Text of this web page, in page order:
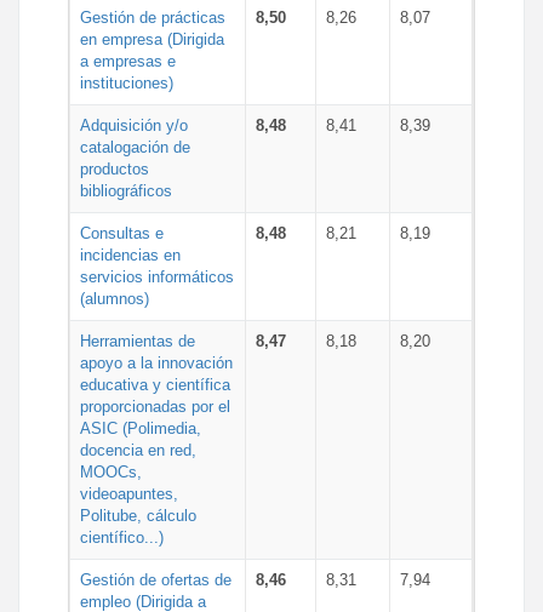
Gestión de prácticas
en empresa (Dirigida
a empresas e
instituciones)
8,50 8,26 8,07
Adquisición y/o
catalogación de
productos
bibliográficos
8,48 8,41 8,39
Consultas e
incidencias en
servicios informáticos
(alumnos)
8,48 8,21 8,19
Herramientas de
apoyo a la innovación
educativa y científica
proporcionadas por el
ASIC (Polimedia,
docencia en red,
MOOCs,
videoapuntes,
Politube, cálculo
científico...)
8,47 8,18 8,20
Gestión de ofertas de
empleo (Dirigida a
8,46 8,31 7,94